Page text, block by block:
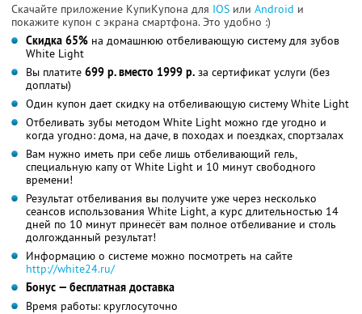
Скачайте приложение КупиКупона для IOS или Android и
покажите купон с экрана смартфона. Это удобно :)
Скидка 65% на домашнюю отбеливающую систему для зубов
White Light
Вы платите 699 р. вместо 1999 р. за сертификат услуги (без
доплаты)
Один купон дает скидку на отбеливающую систему White Light
Отбеливать зубы методом White Light можно где угодно и
когда угодно: дома, на даче, в походах и поездках, спортзалах
Вам нужно иметь при себе лишь отбеливающий гель,
специальную капу от White Light и 10 минут свободного
времени!
Результат отбеливания вы получите уже через несколько
сеансов использования White Light, а курс длительностью 14
дней по 10 минут принесёт вам полное отбеливание и столь
долгожданный результат!
Информацию о системе можно посмотреть на сайте
http://white24.ru/
Бонус — бесплатная доставка
Время работы: круглосуточно